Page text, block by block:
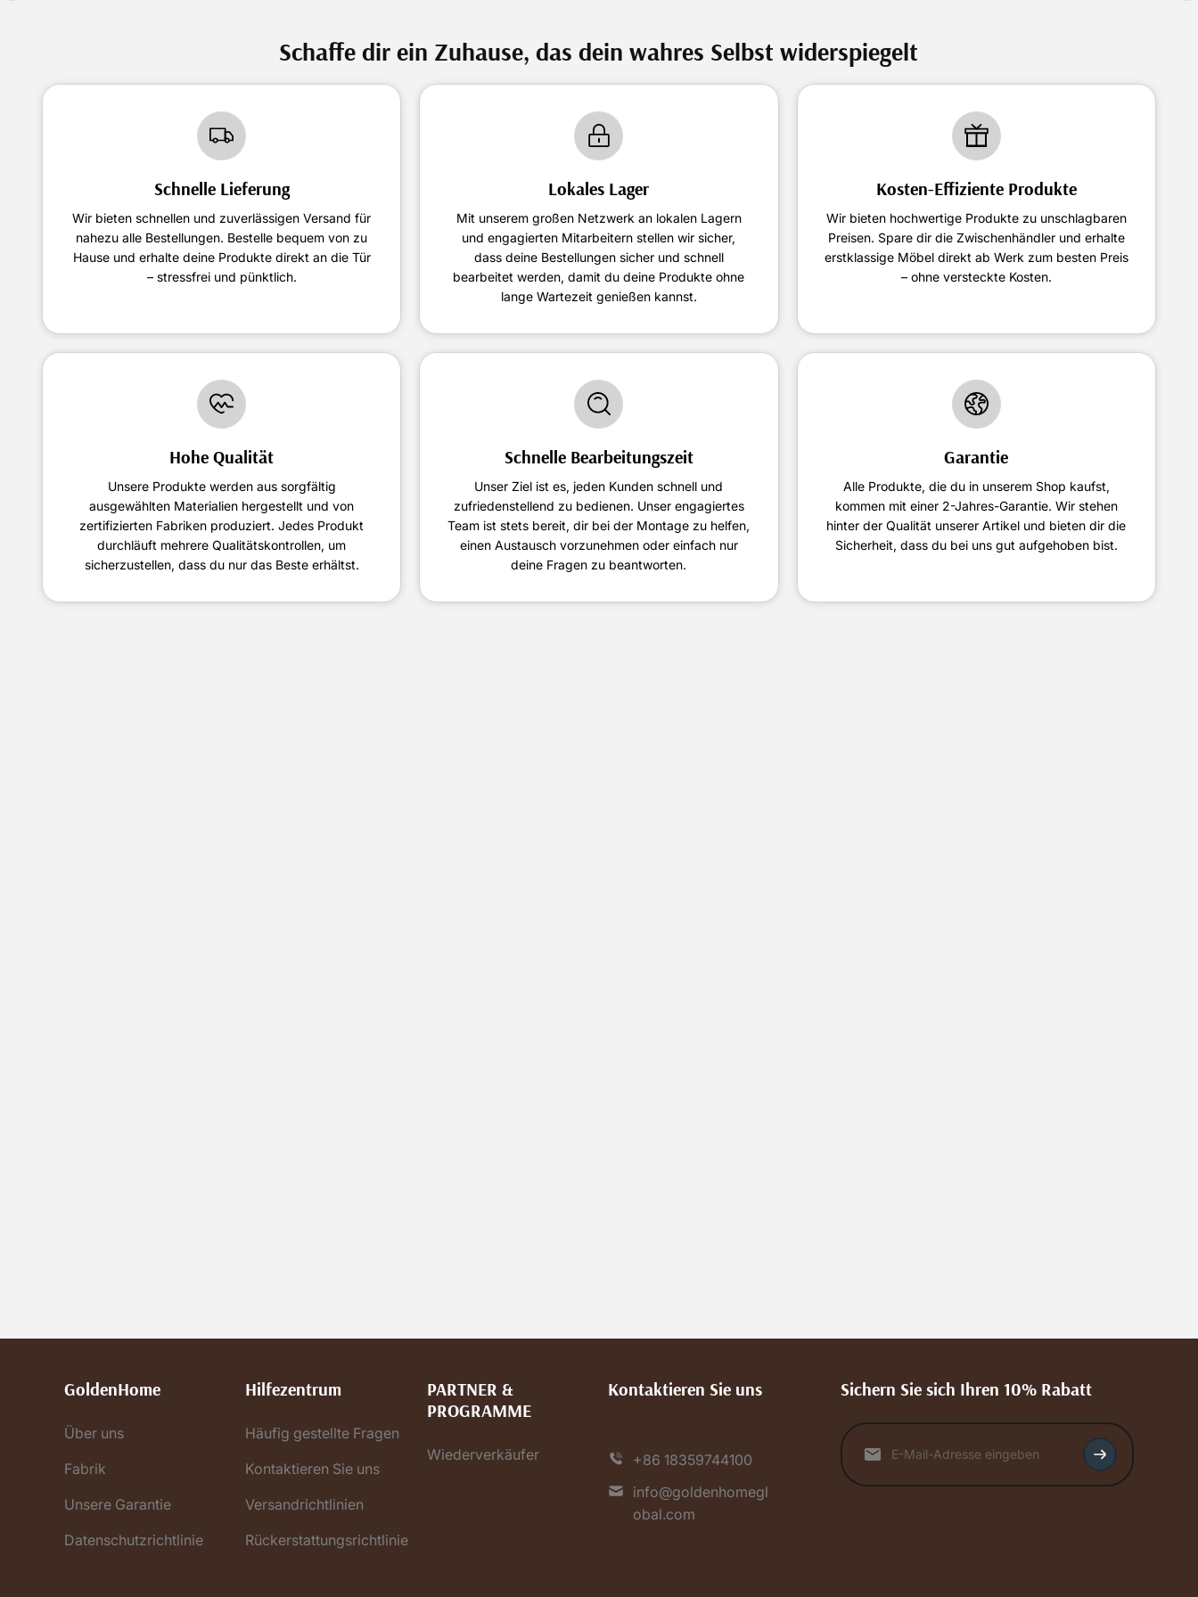
Schaffe dir ein Zuhause, das dein wahres Selbst widerspiegelt
Schnelle Lieferung
Wir bieten schnellen und zuverlässigen Versand für
nahezu alle Bestellungen. Bestelle bequem von zu
Hause und erhalte deine Produkte direkt an die Tür
– stressfrei und pünktlich.
Lokales Lager
Mit unserem großen Netzwerk an lokalen Lagern
und engagierten Mitarbeitern stellen wir sicher,
dass deine Bestellungen sicher und schnell
bearbeitet werden, damit du deine Produkte ohne
lange Wartezeit genießen kannst.
Kosten-Effiziente Produkte
Wir bieten hochwertige Produkte zu unschlagbaren
Preisen. Spare dir die Zwischenhändler und erhalte
erstklassige Möbel direkt ab Werk zum besten Preis
– ohne versteckte Kosten.
Hohe Qualität
Unsere Produkte werden aus sorgfältig
ausgewählten Materialien hergestellt und von
zertifizierten Fabriken produziert. Jedes Produkt
durchläuft mehrere Qualitätskontrollen, um
sicherzustellen, dass du nur das Beste erhältst.
Schnelle Bearbeitungszeit
Unser Ziel ist es, jeden Kunden schnell und
zufriedenstellend zu bedienen. Unser engagiertes
Team ist stets bereit, dir bei der Montage zu helfen,
einen Austausch vorzunehmen oder einfach nur
deine Fragen zu beantworten.
Garantie
Alle Produkte, die du in unserem Shop kaufst,
kommen mit einer 2-Jahres-Garantie. Wir stehen
hinter der Qualität unserer Artikel und bieten dir die
Sicherheit, dass du bei uns gut aufgehoben bist.
GoldenHome
Über uns
Fabrik
Unsere Garantie
Datenschutzrichtlinie
Hilfezentrum
Häufig gestellte Fragen
Kontaktieren Sie uns
Versandrichtlinien
Rückerstattungsrichtlinie
PARTNER &
PROGRAMME
Wiederverkäufer
Kontaktieren Sie uns
+86 18359744100
info@goldenhomegl
obal.com
Sichern Sie sich Ihren 10% Rabatt